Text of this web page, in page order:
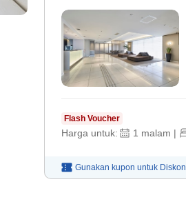
Flash Voucher
Harga untuk: 1 malam |
Gunakan kupon untuk Diskon